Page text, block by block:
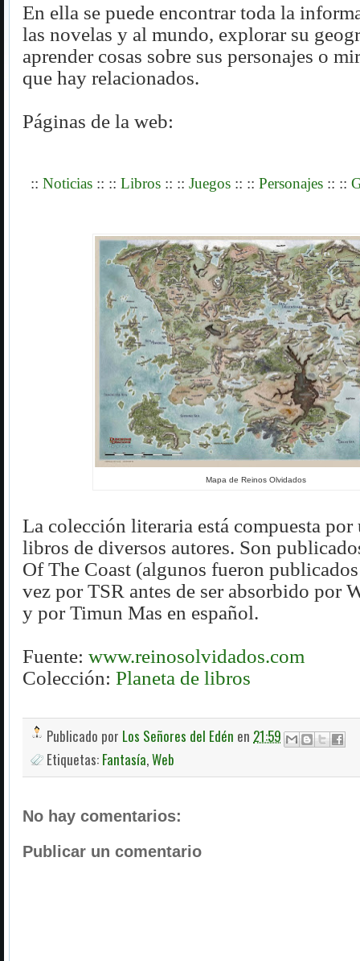
En ella se puede encontrar toda la
las novelas y al mundo, explorar su
aprender cosas sobre sus personajes o
que hay relacionados.
Páginas de la web:
:: Noticias:: :: Libros:: :: Juegos:: :: Personajes:: ::
Mapa de Reinos Olvidados
La colección literaria está compuesta por
libros de diversos autores. Son
Of The Coast (algunos fueron
vez por TSR antes de ser absorbido por
y por Timun Mas en español.
Fuente: www.reinosolvidados.com
Colección: Planeta de libros
Publicado por Los Señores del Edén en 21:59
Etiquetas: Fantasía,Web
No hay comentarios:
Publicar un comentario